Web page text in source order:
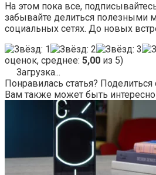
На этом пока все,
забывайте делиться полезными
социальных сетях. До новых
оценок, среднее: 5,00 из 5)
Загрузка...
Понравилась статья? Поделиться
Вам также может быть интересно